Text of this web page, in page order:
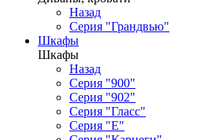
Назад
Серия "Грандвью"
Шкафы
Шкафы
Назад
Серия "900"
Серия "902"
Серия "Гласс"
Серия "Е"